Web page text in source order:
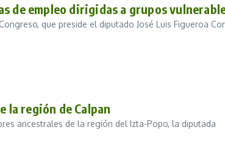
de empleo dirigidas a grupos
que preside el diputado José Luis Figueroa
la región de Calpan
ancestrales de la región del Izta-Popo, la diputada